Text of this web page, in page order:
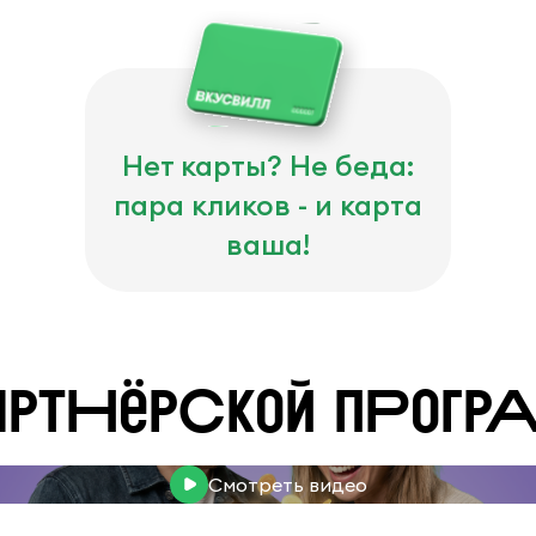
Нет карты? Не беда:
пара кликов - и карта
ваша!
Смотреть видео